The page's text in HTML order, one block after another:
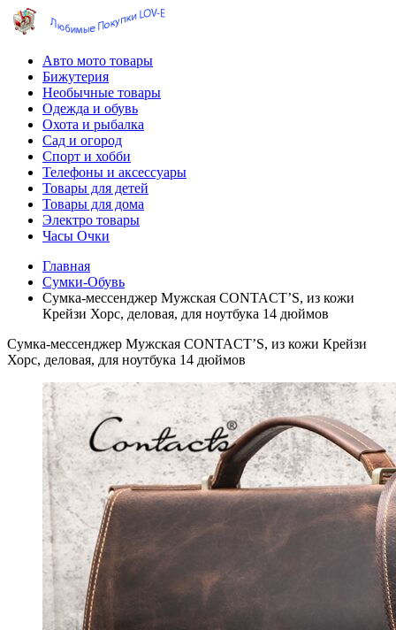
Авто мото товары
Бижутерия
Необычные товары
Одежда и обувь
Охота и рыбалка
Сад и огород
Спорт и хобби
Телефоны и аксессуары
Товары для детей
Товары для дома
Электро товары
Часы Очки
Главная
Сумки-Обувь
Сумка-мессенджер Мужская CONTACT’S, из кожи
Крейзи Хорс, деловая, для ноутбука 14 дюймов
Сумка-мессенджер Мужская CONTACT’S, из кожи Крейзи
Хорс, деловая, для ноутбука 14 дюймов